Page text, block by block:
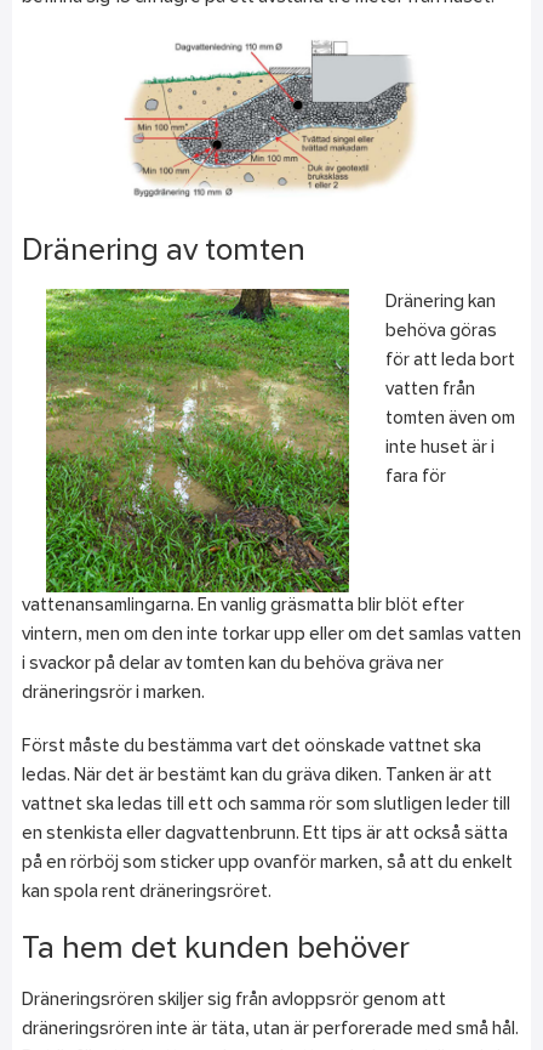
Dränering av tomten
Dränering kan
behöva göras
för att leda bort
vatten från
tomten även om
inte huset är i
fara för
vattenansamlingarna. En vanlig gräsmatta blir blöt efter
vintern, men om den inte torkar upp eller om det samlas vatten
i svackor på delar av tomten kan du behöva gräva ner
dräneringsrör i marken.
Först måste du bestämma vart det oönskade vattnet ska
ledas. När det är bestämt kan du gräva diken. Tanken är att
vattnet ska ledas till ett och samma rör som slutligen leder till
en stenkista eller dagvattenbrunn. Ett tips är att också sätta
på en rörböj som sticker upp ovanför marken, så att du enkelt
kan spola rent dräneringsröret.
Ta hem det kunden behöver
Dräneringsrören skiljer sig från avloppsrör genom att
dräneringsrören inte är täta, utan är perforerade med små hål.